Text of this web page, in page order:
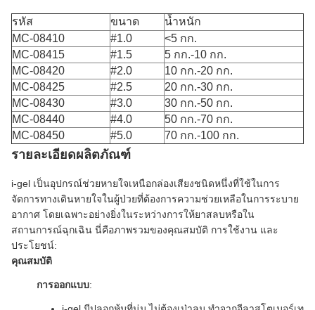
รหัส ขนาด
น้ำหนัก
MC-08410
#1.0
<5 กก.
MC-08415
#1.5
5 กก.-10 กก.
MC-08420
#2.0
10 กก.-20 กก.
MC-08425
#2.5
20 กก.-30 กก.
MC-08430
#3.0
30 กก.-50 กก.
MC-08440
#4.0
50 กก.-70 กก.
MC-08450
#5.0 70 กก.-100 กก.
รายละเอียดผลิตภัณฑ์
i-gel เป็นอุปกรณ์ช่วยหายใจเหนือกล่องเสียงชนิดหนึ่งที่ใช้ในการ
จัดการทางเดินหายใจในผู้ป่วยที่ต้องการความช่วยเหลือในการระบาย
อากาศ โดยเฉพาะอย่างยิ่งในระหว่างการให้ยาสลบหรือใน
สถานการณ์ฉุกเฉิน นี่คือภาพรวมของคุณสมบัติ การใช้งาน และ
ประโยชน์:
คุณสมบัติ
การออกแบบ: